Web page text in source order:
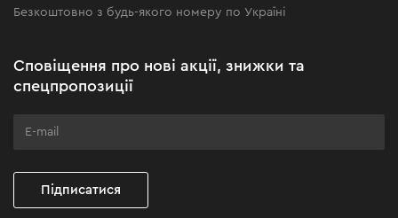
Клуб майстерності
Безкоштовно з будь-якого номеру по Україні
Сповіщення про нові акції, знижки та
спецпропозиції
Підписатися